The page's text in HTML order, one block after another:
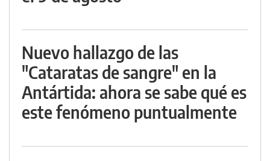
Nuevo hallazgo de las
"Cataratas de sangre" en la
Antártida: ahora se sabe qué es
este fenómeno puntualmente